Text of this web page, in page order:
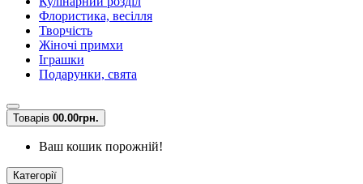
Флористика, весілля
Творчість
Жіночі примхи
Іграшки
Подарунки, свята
Товарів 00.00грн.
Ваш кошик порожній!
Категорії